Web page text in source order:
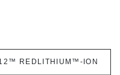
REDLITHIUM™-ION